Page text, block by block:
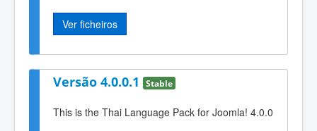
Ver ficheiros
Versão 4.0.0.1 Stable
This is the Thai Language Pack for Joomla! 4.0.0